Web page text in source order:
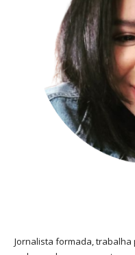
Jornalista formada,